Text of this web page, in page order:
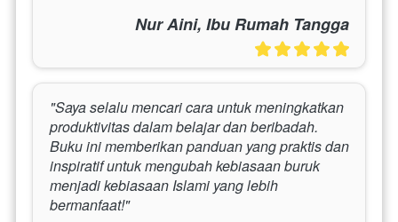
Nur Aini, Ibu Rumah Tangga
"Saya selalu mencari cara untuk meningkatkan
produktivitas dalam belajar dan beribadah.
Buku ini memberikan panduan yang praktis dan
inspiratif untuk mengubah kebiasaan buruk
menjadi kebiasaan Islami yang lebih
bermanfaat!"